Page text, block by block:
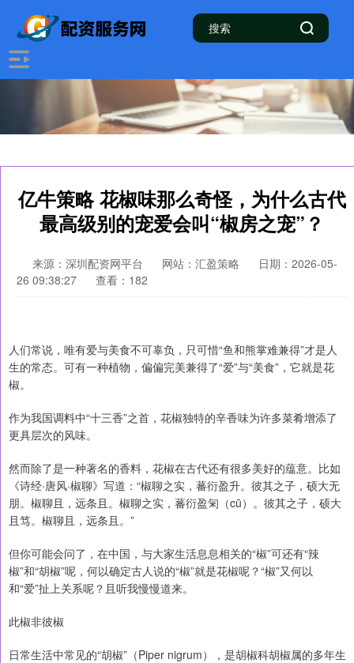
亿牛策略 花椒味那么奇怪，为什么古代
最高级别的宠爱会叫“椒房之宠”？
来源：深圳配资网平台 网站：汇盈策略
日期：2026-05-
26 09:38:27
查看：182
人们常说，唯有爱与美食不可辜负，只可惜“鱼和熊掌难兼得”才是人
生的常态。可有一种植物，偏偏完美兼得了“爱”与“美食”，它就是花
椒。
作为我国调料中“十三香”之首，花椒独特的辛香味为许多菜肴增添了
更具层次的风味。
然而除了是一种著名的香料，花椒在古代还有很多美好的蕴意。比如
《诗经·唐风·椒聊》写道：“椒聊之实，蕃衍盈升。彼其之子，硕大无
朋。椒聊且，远条且。椒聊之实，蕃衍盈匊（cū）。彼其之子，硕大
且笃。椒聊且，远条且。”
但你可能会问了，在中国，与大家生活息息相关的“椒”可还有“辣
椒”和“胡椒”呢，何以确定古人说的“椒”就是花椒呢？“椒”又何以
和“爱”扯上关系呢？且听我慢慢道来。
此椒非彼椒
日常生活中常见的“胡椒”（Piper nigrum），是胡椒科胡椒属的多年生